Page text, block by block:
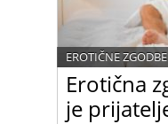
Erotična
je
EROTIČNE ZGODBE